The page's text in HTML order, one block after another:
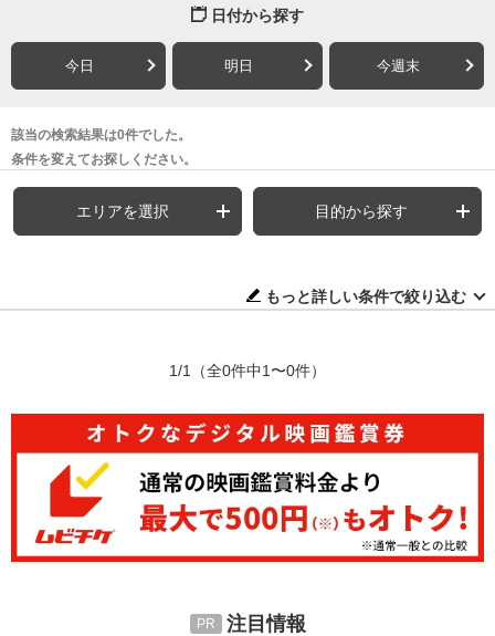
日付から探す
今日 明日 今週末
該当の検索結果は0件でした。
条件を変えてお探しください。
エリアを選択 目的から探す
もっと詳しい条件で絞り込む
1/1 （全0件中1〜0件）
注目情報